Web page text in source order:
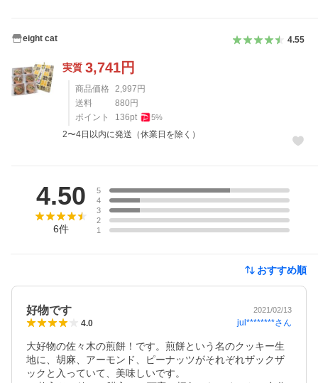
eight cat 4.55
実質 3,741円
商品価格 2,997 円
送料
880 円
ポイント
136pt 5%
2〜4日以内に発送（休業日を除く）
4.50
6件
5
4
3
2
1
おすすめ順
好物です 2021/02/13
4.0 jul********さん
大好物の佐々木の煎餅！です。煎餅という名のクッキー生
地に、胡麻、アーモンド、ピーナッツがそれぞれザックザ
ックと入っていて、美味しいです。